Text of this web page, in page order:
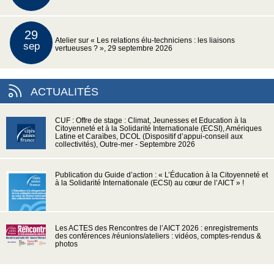
29
sep
Atelier sur « Les relations élu-techniciens : les liaisons
vertueuses ? », 29 septembre 2026
ACTUALITÉS
CUF : Offre de stage : Climat, Jeunesses et Education à la
Citoyenneté et à la Solidarité Internationale (ECSI), Amériques
Latine et Caraïbes, DCOL (Dispositif d’appui-conseil aux
collectivités), Outre-mer - Septembre 2026
Publication du Guide d’action : « L’Éducation à la Citoyenneté et
à la Solidarité Internationale (ECSI) au cœur de l’AICT » !
Les ACTES des Rencontres de l’AICT 2026 : enregistrements
des conférences /réunions/ateliers : vidéos, comptes-rendus &
photos